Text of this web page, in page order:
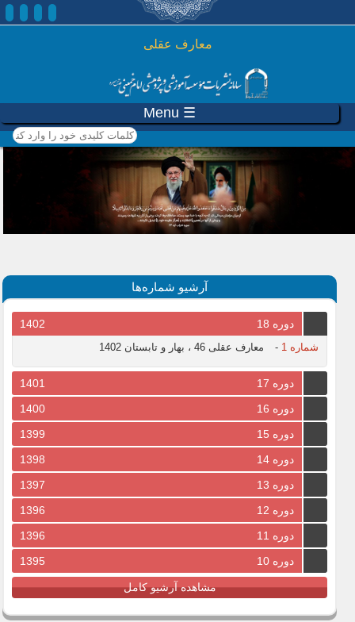
رفتن به محتوای اصلی
معارف عقلی
☰ Menu
کلمات کلیدی خود را وارد
کنید
آرشیو شماره‌ها
دوره 18 1402
شماره 1 - معارف عقلی 46 ، بهار و تابستان 1402
دوره 17
1401
دوره 16
1400
دوره 15
1399
دوره 14
1398
دوره 13
1397
دوره 12
1396
دوره 11
1396
دوره 10
1395
مشاهده آرشیو کامل